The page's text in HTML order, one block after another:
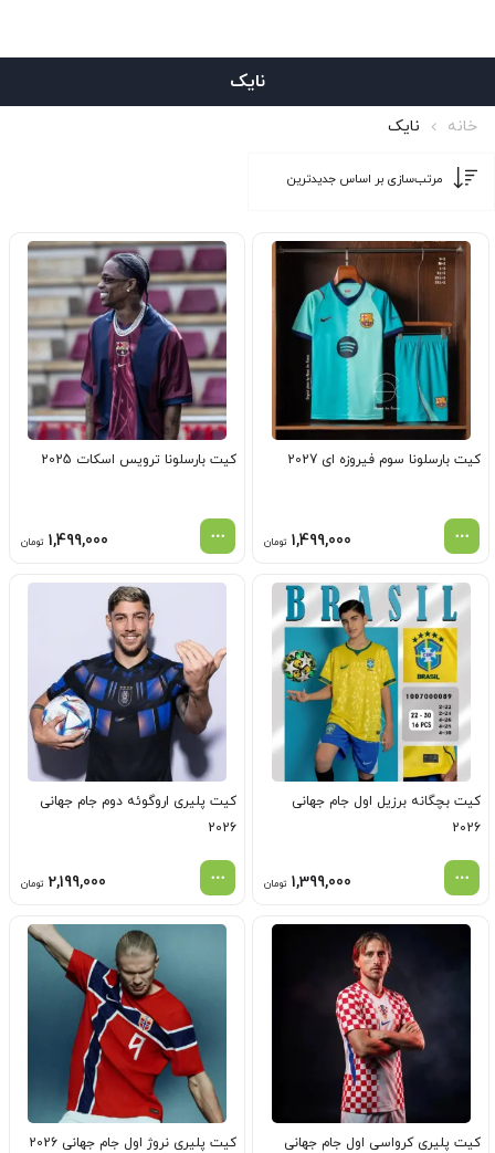
نایک
خانه نایک
کیت بارسلونا سوم فیروزه ای 2027
1,499,000 تومان
کیت بارسلونا ترویس اسکات 2025
1,499,000 تومان
کیت بچگانه برزیل اول جام جهانی
2026
1,399,000 تومان
کیت پلیری اروگوئه دوم جام جهانی
2026
2,199,000 تومان
کیت پلیری کرواسی اول جام جهانی
کیت پلیری نروژ اول جام جهانی 2026